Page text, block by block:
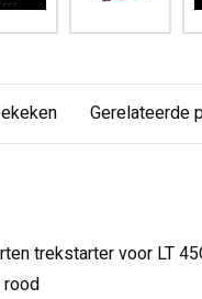
Gerelateerde
trekstarter voor LT
rood